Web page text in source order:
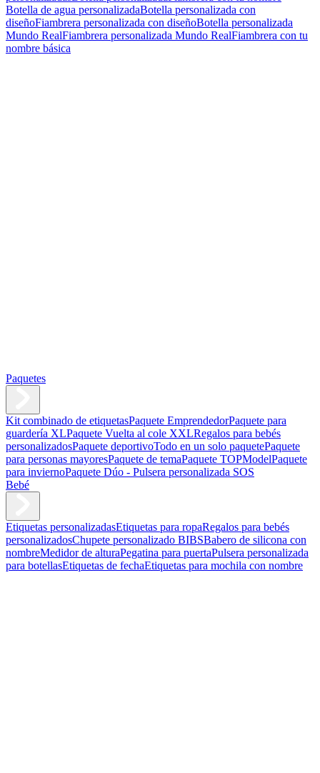
Botella de agua personalizadaBotella personalizada con
diseñoFiambrera personalizada con diseñoBotella personalizada
Mundo RealFiambrera personalizada Mundo RealFiambrera con tu
nombre básica
Paquetes
Kit combinado de etiquetasPaquete EmprendedorPaquete para
guardería XLPaquete Vuelta al cole XXLRegalos para bebés
personalizadosPaquete deportivoTodo en un solo paquetePaquete
para personas mayoresPaquete de temaPaquete TOPModelPaquete
para inviernoPaquete Dúo - Pulsera personalizada SOS
Bebé
Etiquetas personalizadasEtiquetas para ropaRegalos para bebés
personalizadosChupete personalizado BIBSBabero de silicona con
nombreMedidor de alturaPegatina para puertaPulsera personalizada
para botellasEtiquetas de fechaEtiquetas para mochila con nombre